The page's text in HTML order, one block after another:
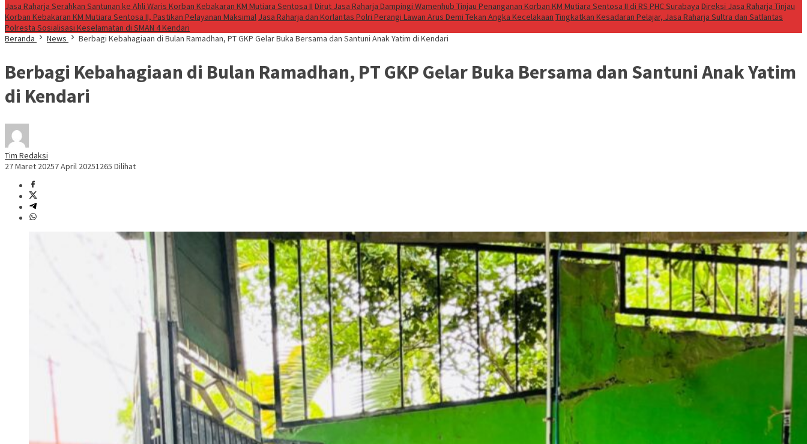
Jasa Raharja Serahkan Santunan ke Ahli Waris Korban Kebakaran KM Mutiara Sentosa II Dirut Jasa Raharja Dampingi Wamenhub Tinjau Penanganan Korban KM Mutiara Sentosa II di RS PHC Surabaya Direksi Jasa Raharja Tinjau
Korban Kebakaran KM Mutiara Sentosa II, Pastikan Pelayanan Maksimal Jasa Raharja dan Korlantas Polri Perangi Lawan Arus Demi Tekan Angka Kecelakaan Tingkatkan Kesadaran Pelajar, Jasa Raharja Sultra dan Satlantas
Polresta Sosialisasi Keselamatan di SMAN 4 Kendari
Beranda
News Berbagi Kebahagiaan di Bulan Ramadhan, PT GKP Gelar Buka Bersama dan Santuni Anak Yatim di Kendari
Berbagi Kebahagiaan di Bulan Ramadhan, PT GKP Gelar Buka Bersama dan Santuni Anak Yatim
di Kendari
Tim Redaksi
27 Maret 20257 April 20251265 Dilihat